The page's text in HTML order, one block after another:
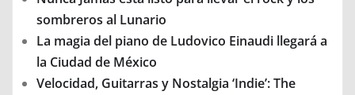
sombreros al Lunario
La magia del piano de Ludovico Einaudi llegará a
la Ciudad de México
Velocidad, Guitarras y Nostalgia ‘Indie’: The